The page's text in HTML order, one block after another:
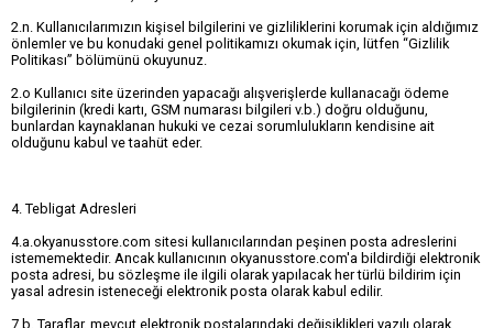
2.n. Kullanıcılarımızın kişisel bilgilerini ve gizliliklerini korumak için aldığımız
önlemler ve bu konudaki genel politikamızı okumak için, lütfen “Gizlilik
Politikası” bölümünü okuyunuz.
2.o Kullanıcı site üzerinden yapacağı alışverişlerde kullanacağı ödeme
bilgilerinin (kredi kartı, GSM numarası bilgileri v.b.) doğru olduğunu,
bunlardan kaynaklanan hukuki ve cezai sorumlulukların kendisine ait
olduğunu kabul ve taahüt eder.
4. Tebligat Adresleri
4.a.okyanusstore.com sitesi kullanıcılarından peşinen posta adreslerini
istememektedir. Ancak kullanıcının okyanusstore.com'a bildirdiği elektronik
posta adresi, bu sözleşme ile ilgili olarak yapılacak her türlü bildirim için
yasal adresin isteneceği elektronik posta olarak kabul edilir.
7.b. Taraflar, mevcut elektronik postalarındaki değişiklikleri yazılı olarak